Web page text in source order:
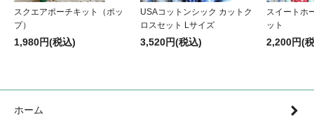
スクエアポーチキット（ポッ
プ）
1,980円(税込)
USAコットンシック カットク
ロスセット Lサイズ
3,520円(税込)
スイートホ
ット
2,200円(
ホーム